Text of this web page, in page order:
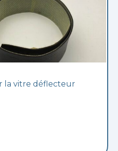
la vitre déflecteur